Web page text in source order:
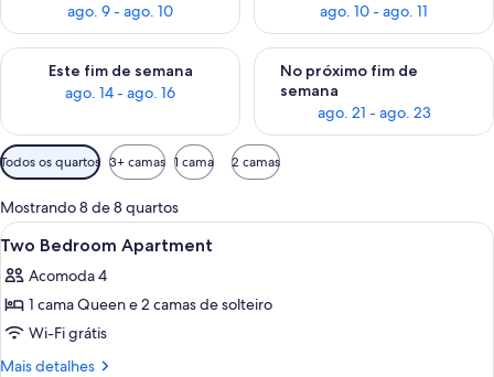
ago. 9 - ago. 10
ago. 10 - ago. 11
Este fim de semana
ago. 14 - ago. 16
Verifica a disponibilidade para este fim de semana, ago. 14 -
No próximo fim de
semana
ago. 21 - ago. 23
Verifica a disponibilidade
Filtros
disponíveis
para
os
quartos
Todos os quartos 3+ camas 1 cama 2 camas
Mostrando 8 de 8 quartos
Carrega
todas
as
fotos
de
Two
Uma sala de estar moderna com
1
Two Bedroom Apartment
Acomoda 4
1 cama Queen e 2 camas de solteiro
Wi-Fi grátis
Mais detalhes
Mais